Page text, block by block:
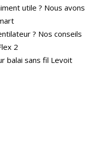
utile ? Nous avons
? Nos conseils
2
balai sans fil Levoit